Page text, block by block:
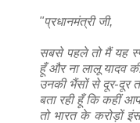
"प्रधानमंत्री जी,
सबसे पहले तो मैं यह
हूँ और ना लालू यादव
उनकी भैंसों से दूर-दूर
बता रही हूँ कि कहीं
तो भारत के करोड़ों